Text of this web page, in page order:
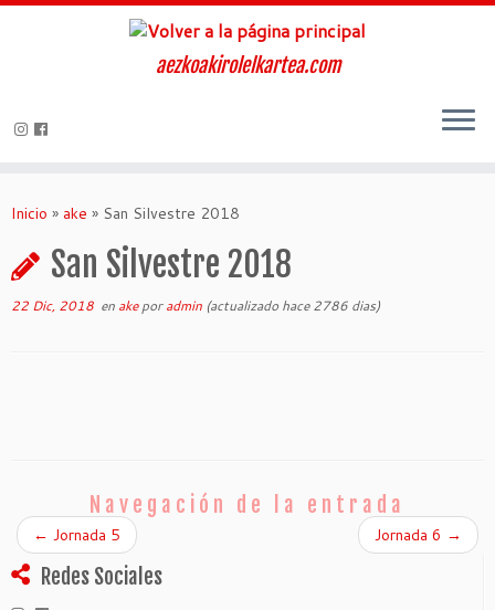
aezkoakirolelkartea.com
Inicio » ake » San Silvestre 2018
San Silvestre 2018
22 Dic, 2018 en akeporadmin (actualizado hace 2786 dias)
Navegación de la entrada
← Jornada 5 Jornada 6 →
Redes Sociales